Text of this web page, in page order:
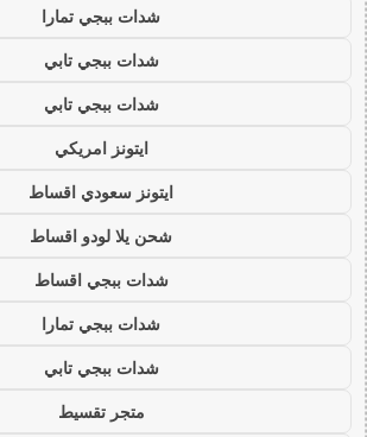
شدات ببجي تمارا
شدات ببجي تابي
شدات ببجي تابي
ايتونز امريكي
ايتونز سعودي اقساط
شحن يلا لودو اقساط
شدات ببجي اقساط
شدات ببجي تمارا
شدات ببجي تابي
متجر تقسيط